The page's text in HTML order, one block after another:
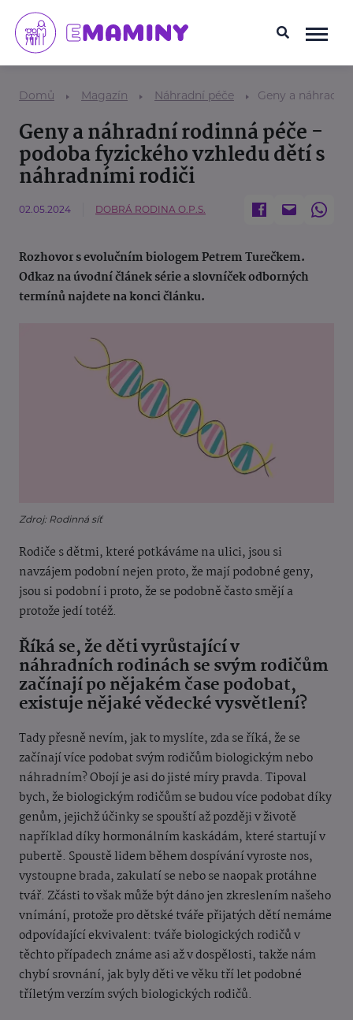
Domů Magazín Náhradní péče Geny a
Geny a náhradní rodinná péče -
podoba fyzického vzhledu dětí s
náhradními rodiči
02.05.2024 DOBRÁ RODINA O.P.S.
Rozhovor s evolučním biologem Petrem Turečkem.
Odkaz na úvodní článek série a slovníček odborných
termínů najdete na konci článku.
Zdroj: Rodinná síť
Rodiče s dětmi, které potkáváme na ulici, jsou si
navzájem podobní nejen proto, že mají podobné geny,
jsou si podobní i proto, že se podobně často smějí a
protože jedí totéž.
Říká se, že děti vyrůstající v
náhradních rodinách se svým rodičům
začínají po nějakém čase podobat,
existuje nějaké vědecké vysvětlení?
Tady přesně nevím, jak to myslíte, zda se říká, že se
začínají více podobat svým rodičům biologickým nebo
náhradním? Obojí je asi do jisté míry pravda. Tipoval
bych, že biologickým rodičům se budou více podobat díky
genům, jejichž účinky se spouští až později v životě
například díky hormonálním kaskádám, které startují v
pubertě. Spoustě lidem během dospívání vyroste nos,
vystoupne brada, zakulatí se nebo se naopak protáhne
tvář. Zčásti to však může být dáno jen zkreslením našeho
vnímání, protože pro dětské tváře přijatých dětí nemáme
odpovídající ekvivalent: tváře biologických rodičů v
těchto případech známe asi až v dospělosti, takže nám
chybí srovnání, jak byly děti ve věku tří let podobné
tříletým verzím svých biologických rodičů.